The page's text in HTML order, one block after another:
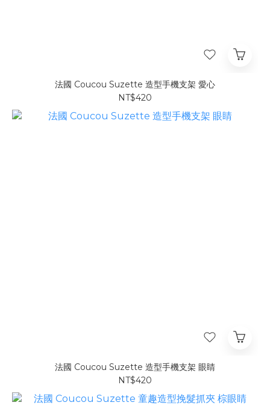
法國 Coucou Suzette 造型手機支架 愛心
NT$420
法國 Coucou Suzette 造型手機支架 眼睛
NT$420